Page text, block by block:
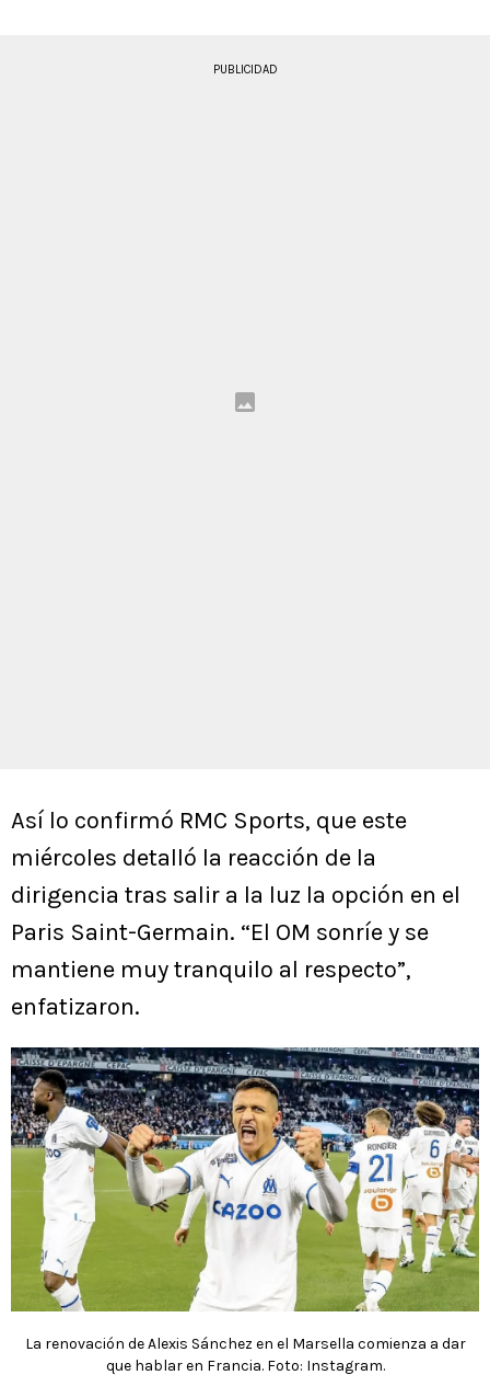
PUBLICIDAD
Así lo confirmó RMC Sports, que este
miércoles detalló la reacción de la
dirigencia tras salir a la luz la opción en el
Paris Saint-Germain. “El OM sonríe y se
mantiene muy tranquilo al respecto”,
enfatizaron.
La renovación de Alexis Sánchez en el Marsella comienza a dar
que hablar en Francia. Foto: Instagram.